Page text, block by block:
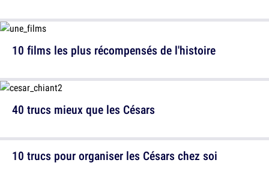
40 trucs mieux que les Césars
10 films les plus récompensés de l'histoire
10 trucs pour organiser les Césars chez soi